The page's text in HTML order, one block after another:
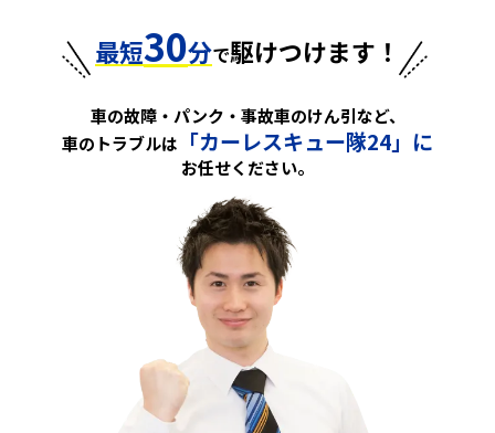
最短30分で駆けつけます！
車の故障・パンク・事故車のけん引など、
車のトラブルは
「カーレスキュー隊24」に
お任せください。